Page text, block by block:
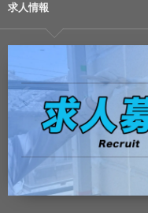
求人情報